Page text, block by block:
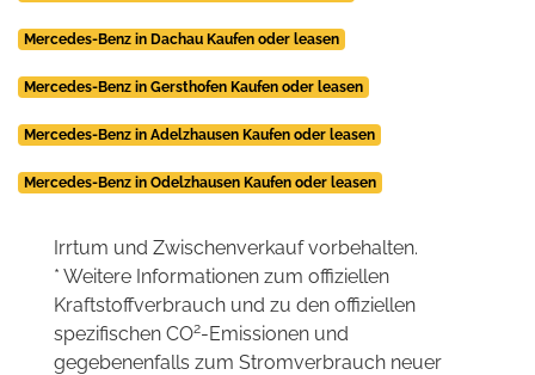
Mercedes-Benz in Dachau Kaufen oder leasen
Mercedes-Benz in Gersthofen Kaufen oder leasen
Mercedes-Benz in Adelzhausen Kaufen oder leasen
Mercedes-Benz in Odelzhausen Kaufen oder leasen
Irrtum und Zwischenverkauf vorbehalten.
* Weitere Informationen zum offiziellen
Kraftstoffverbrauch und zu den offiziellen
spezifischen CO2-Emissionen und
gegebenenfalls zum Stromverbrauch neuer